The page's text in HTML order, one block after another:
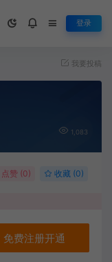
登录
我要投稿
1,083
点赞 (0) 收藏 (0)
免费注册开通